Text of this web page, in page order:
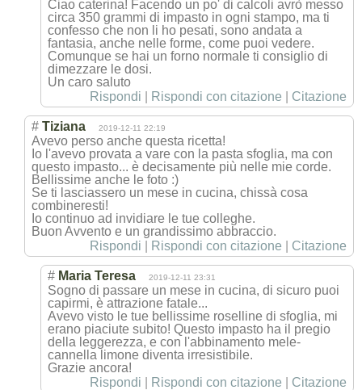
Ciao caterina! Facendo un po' di calcoli avrò messo
circa 350 grammi di impasto in ogni stampo, ma ti
confesso che non li ho pesati, sono andata a
fantasia, anche nelle forme, come puoi vedere.
Comunque se hai un forno normale ti consiglio di
dimezzare le dosi.
Un caro saluto
Rispondi
Rispondi con citazione Citazione
# Tiziana 2019-12-11 22:19
Avevo perso anche questa ricetta!
Io l'avevo provata a vare con la pasta sfoglia, ma con
questo impasto... è decisamente più nelle mie corde.
Bellissime anche le foto :)
Se ti lasciassero un mese in cucina, chissà cosa
combineresti!
Io continuo ad invidiare le tue colleghe.
Buon Avvento e un grandissimo abbraccio.
Rispondi
Rispondi con citazione Citazione
# Maria Teresa 2019-12-11 23:31
Sogno di passare un mese in cucina, di sicuro puoi
capirmi, è attrazione fatale...
Avevo visto le tue bellissime roselline di sfoglia, mi
erano piaciute subito! Questo impasto ha il pregio
della leggerezza, e con l'abbinamento mele-
cannella limone diventa irresistibile.
Grazie ancora!
Rispondi
Rispondi con citazione Citazione